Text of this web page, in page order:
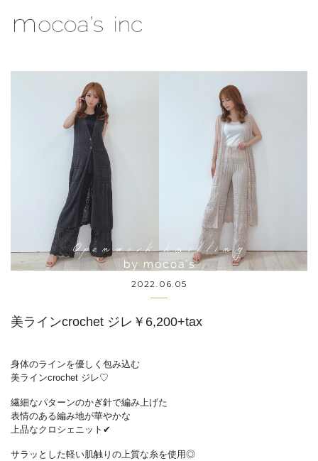
2022.06.05
美ラインcrochet ジレ￥6,200+tax
身体のラインを優しく包み込む
美ラインcrochet ジレ♡
繊細なパターンのかぎ針で編み上げた
表情のある編み地が華やかな
上品なクロシェニット✔
サラッとした軽い肌触りの上質な糸を使用◎